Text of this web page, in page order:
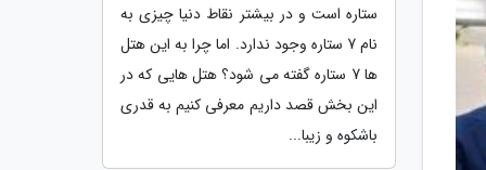
ستاره است و در بیشتر نقاط دنیا چیزی به
نام 7 ستاره وجود ندارد. اما چرا به این هتل
ها 7 ستاره گفته می شود؟ هتل هایی که در
این بخش قصد داریم معرفی کنیم به قدری
باشکوه و زیبا...